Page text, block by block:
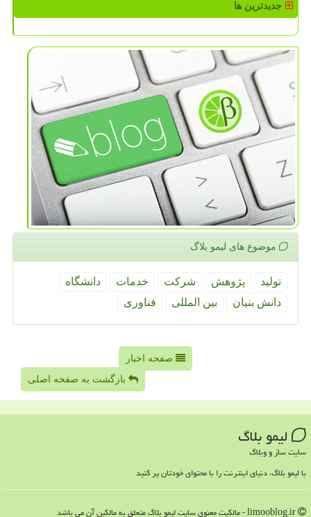
جدیدترین ها
موضوع های لیمو بلاگ
تولید پژوهش شركت خدمات
دانشگاه
دانش بنیان
بین المللی فناوری
صفحه اخبار
بازگشت به صفحه اصلی
لیمو بلاگ
سایت ساز و وبلاگ
با لیمو بلاگ، دنیای اینترنت را با محتوای خودتان پر کنید